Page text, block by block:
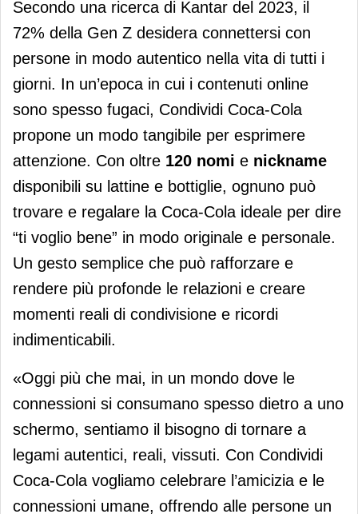
Secondo una ricerca di Kantar del 2023, il
72% della Gen Z desidera connettersi con
persone in modo autentico nella vita di tutti i
giorni. In un’epoca in cui i contenuti online
sono spesso fugaci, Condividi Coca-Cola
propone un modo tangibile per esprimere
attenzione. Con oltre 120 nomi e nickname
disponibili su lattine e bottiglie, ognuno può
trovare e regalare la Coca-Cola ideale per dire
“ti voglio bene” in modo originale e personale.
Un gesto semplice che può rafforzare e
rendere più profonde le relazioni e creare
momenti reali di condivisione e ricordi
indimenticabili.
«Oggi più che mai, in un mondo dove le
connessioni si consumano spesso dietro a uno
schermo, sentiamo il bisogno di tornare a
legami autentici, reali, vissuti. Con Condividi
Coca-Cola vogliamo celebrare l’amicizia e le
connessioni umane, offrendo alle persone un